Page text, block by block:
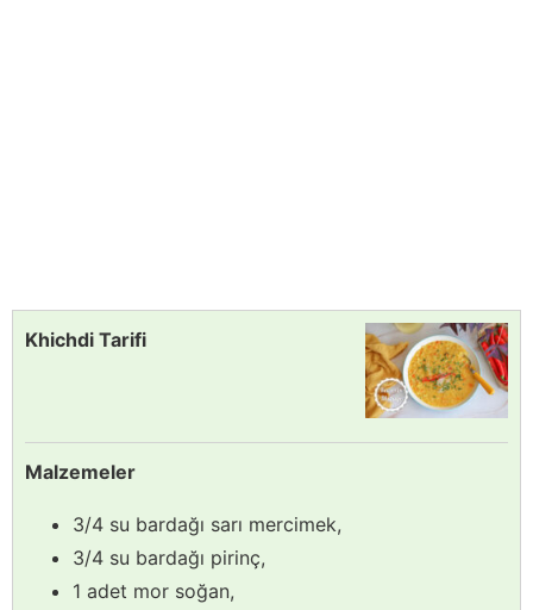
Khichdi Tarifi
Malzemeler
3/4 su bardağı sarı mercimek,
3/4 su bardağı pirinç,
1 adet mor soğan,